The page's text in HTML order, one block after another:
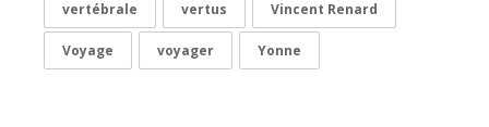
vertébrale vertus Vincent Renard
Voyage voyager Yonne